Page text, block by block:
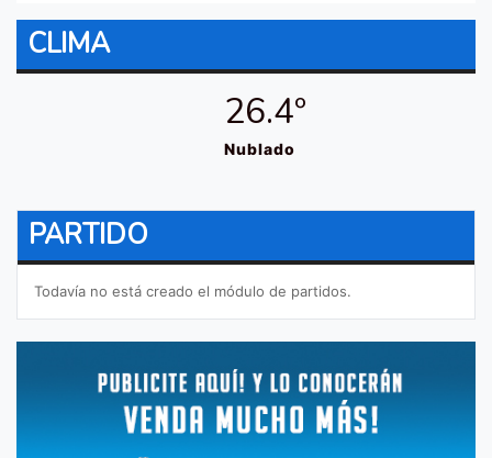
CLIMA
26.4º
Nublado
PARTIDO
Todavía no está creado el módulo de partidos.